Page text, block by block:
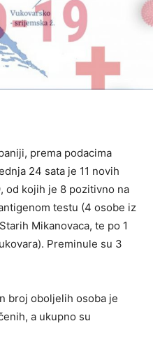
prema podacima
24 sata je 11 novih
od kojih je 8 pozitivno na
testu (4 osobe iz
Mikanovaca, te po 1
Preminule su 3
broj oboljelih osoba je
a ukupno su